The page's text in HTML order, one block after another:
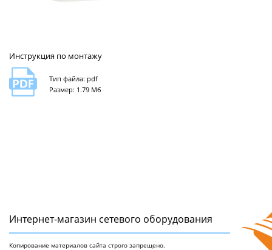
Инструкция по монтажу
Тип файла: pdf
Размер: 1.79 Мб
Интернет-магазин сетeвого оборудования
Копирование материалов сайта строго запрещено.